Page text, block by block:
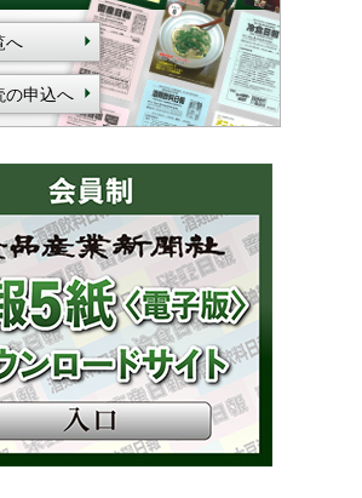
へ
の申込へ